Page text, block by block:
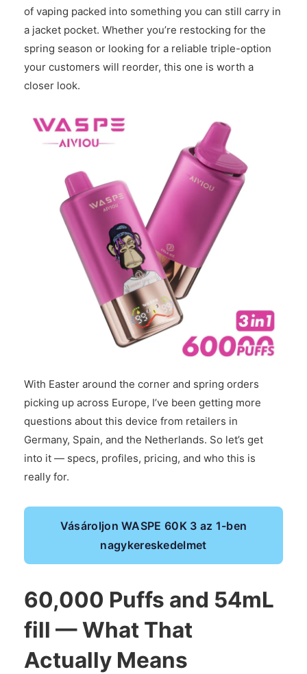
of vaping packed into something you can still carry in
a jacket pocket. Whether you’re restocking for the
spring season or looking for a reliable triple-option
your customers will reorder, this one is worth a
closer look.
With Easter around the corner and spring orders
picking up across Europe, I’ve been getting more
questions about this device from retailers in
Germany, Spain, and the Netherlands. So let’s get
into it — specs, profiles, pricing, and who this is
really for.
Vásároljon WASPE 60K 3 az 1-ben
nagykereskedelmet
60,000 Puffs and 54mL
fill — What That
Actually Means